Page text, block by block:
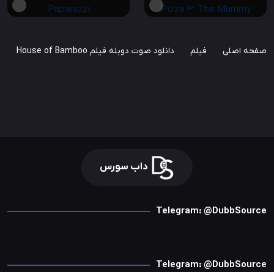
صفحه اصلی فیلم دانلود صوت دوبله فیلم House of Bamboo
داب سورس
Telegram: @DubbSource
Telegram: @DubbSource